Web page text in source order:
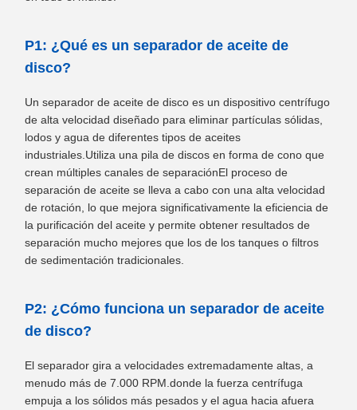
P1: ¿Qué es un separador de aceite de
disco?
Un separador de aceite de disco es un dispositivo centrífugo
de alta velocidad diseñado para eliminar partículas sólidas,
lodos y agua de diferentes tipos de aceites
industriales.Utiliza una pila de discos en forma de cono que
crean múltiples canales de separaciónEl proceso de
separación de aceite se lleva a cabo con una alta velocidad
de rotación, lo que mejora significativamente la eficiencia de
la purificación del aceite y permite obtener resultados de
separación mucho mejores que los de los tanques o filtros
de sedimentación tradicionales.
P2: ¿Cómo funciona un separador de aceite
de disco?
El separador gira a velocidades extremadamente altas, a
menudo más de 7.000 RPM.donde la fuerza centrífuga
empuja a los sólidos más pesados y el agua hacia afuera